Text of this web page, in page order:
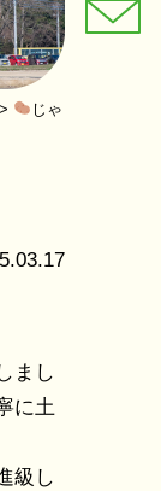
>
じゃ
まし
に土
級し